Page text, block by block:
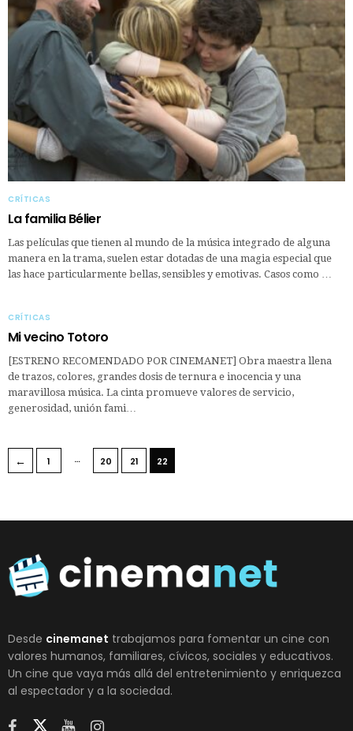
CRÍTICAS
La familia Bélier
Las películas que tienen al mundo de la música integrado de alguna
manera en la trama, suelen estar dotadas de una magia especial que
las hace particularmente bellas, sensibles y emotivas. Casos como …
CRÍTICAS
Mi vecino Totoro
[ESTRENO RECOMENDADO POR CINEMANET] Obra maestra llena
de trazos, colores, grandes dosis de ternura e inocencia y una
maravillosa música. La cinta promueve valores de servicio,
generosidad, unión fami…
← 1 … 20 21 22
Desde cinemanet trabajamos para fomentar un cine con
valores humanos, familiares, cívicos, sociales y educativos.
Un cine que vaya más allá del entretenimiento y enriquezca
al espectador y a la sociedad.